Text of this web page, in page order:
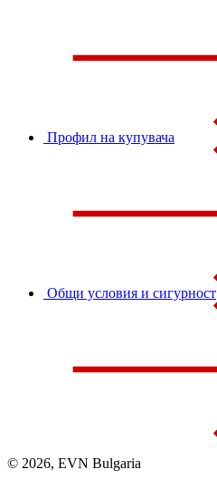
Профил на купувача
Общи условия и сигурност
© 2026, EVN Bulgaria